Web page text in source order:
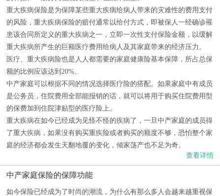
重大疾病保险是为保障某些重大疾病给病人带来的灾难性的费用支付
的风险，重大疾病保险的赔付通常以给付方式，即被保人一经确诊罹
患该合同所定义的重大疾病之一，立即一次性支付保险金额，以缓解
重大疾病所产生的巨额医疗费用给病人及其家庭带来的经济压力。
医疗、重大疾病险也是人人都需要的家庭健康险基本保障，所占总保
额的比例应该达到20%。
中产家庭可以根据不同的情况选择医疗险的搭配。如果家庭中有成员
是公务员，住院费用全部能报销的话，就可以将用于购买住院费用型
的保费加到住院津贴型的医疗险上。
重大疾病在如今已经成为见怪不怪的疾病了，一旦中产家庭的成员得
了重大疾病，如果没有购买重疾险或者购买的额度不够，恐怕整个家
庭的经济都会发生天翻地覆的变化，倾家荡产也不足为奇。
查看详情
中产家庭保险的保障功能
如今保险已经成为了时尚的潮流，为什么有那么多人会越来越重视保